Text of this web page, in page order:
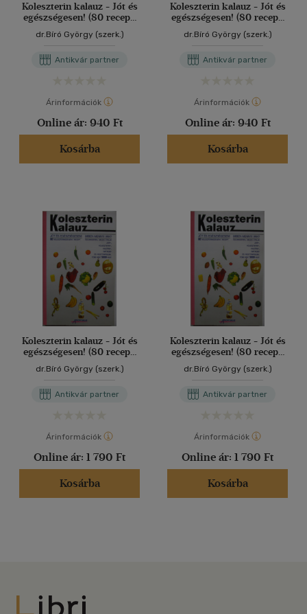
Koleszterin kalauz - Jót és
egészségesen! (80 recept)
Miben mennyi van?
dr.Bíró György (szerk.)
Antikvár partner
Árinformációk
Online ár: 940 Ft
Kosárba
Koleszterin kalauz - Jót és
egészségesen! (80 recept)
Miben mennyi van?
dr.Bíró György (szerk.)
Antikvár partner
Árinformációk
Online ár: 940 Ft
Kosárba
Koleszterin kalauz - Jót és
egészségesen! (80 recept)
Miben mennyi van?
dr.Bíró György (szerk.)
Antikvár partner
Árinformációk
Online ár: 1 790 Ft
Kosárba
Koleszterin kalauz - Jót és
egészségesen! (80 recept)
Miben mennyi van?
dr.Bíró György (szerk.)
Antikvár partner
Árinformációk
Online ár: 1 790 Ft
Kosárba
Libri